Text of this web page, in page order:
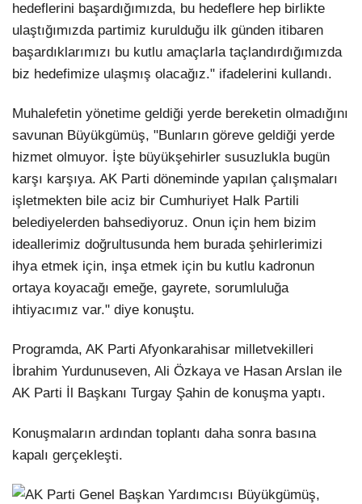
hedeflerini başardığımızda, bu hedeflere hep birlikte
ulaştığımızda partimiz kurulduğu ilk günden itibaren
başardıklarımızı bu kutlu amaçlarla taçlandırdığımızda
biz hedefimize ulaşmış olacağız." ifadelerini kullandı.
Muhalefetin yönetime geldiği yerde bereketin olmadığını
savunan Büyükgümüş, "Bunların göreve geldiği yerde
hizmet olmuyor. İşte büyükşehirler susuzlukla bugün
karşı karşıya. AK Parti döneminde yapılan çalışmaları
işletmekten bile aciz bir Cumhuriyet Halk Partili
belediyelerden bahsediyoruz. Onun için hem bizim
ideallerimiz doğrultusunda hem burada şehirlerimizi
ihya etmek için, inşa etmek için bu kutlu kadronun
ortaya koyacağı emeğe, gayrete, sorumluluğa
ihtiyacımız var." diye konuştu.
Programda, AK Parti Afyonkarahisar milletvekilleri
İbrahim Yurdunuseven, Ali Özkaya ve Hasan Arslan ile
AK Parti İl Başkanı Turgay Şahin de konuşma yaptı.
Konuşmaların ardından toplantı daha sonra basına
kapalı gerçekleşti.